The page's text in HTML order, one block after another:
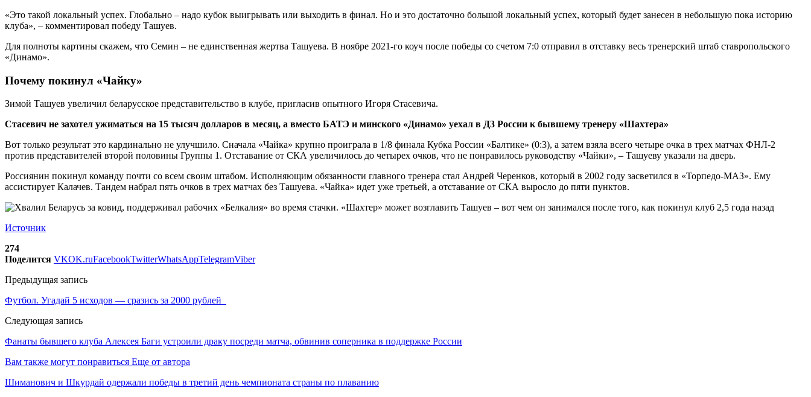
«Это такой локальный успех. Глобально – надо кубок выигрывать или выходить в финал. Но и это достаточно большой локальный успех, который будет занесен в небольшую пока историю
клуба», – комментировал победу Ташуев.
Для полноты картины скажем, что Семин – не единственная жертва Ташуева. В ноябре 2021-го коуч после победы со счетом 7:0 отправил в отставку весь тренерский штаб ставропольского
«Динамо».
Почему покинул «Чайку»
Зимой Ташуев увеличил беларусское представительство в клубе, пригласив опытного Игоря Стасевича.
Стасевич не захотел ужиматься на 15 тысяч долларов в месяц, а вместо БАТЭ и минского «Динамо» уехал в Д3 России к бывшему тренеру «Шахтера»
Вот только результат это кардинально не улучшило. Сначала «Чайка» крупно проиграла в 1/8 финала Кубка России «Балтике» (0:3), а затем взяла всего четыре очка в трех матчах ФНЛ-2
против представителей второй половины Группы 1. Отставание от СКА увеличилось до четырех очков, что не понравилось руководству «Чайки», – Ташуеву указали на дверь.
Россиянин покинул команду почти со всем своим штабом. Исполняющим обязанности главного тренера стал Андрей Черенков, который в 2002 году засветился в «Торпедо-МАЗ». Ему
ассистирует Калачев. Тандем набрал пять очков в трех матчах без Ташуева. «Чайка» идет уже третьей, а отставание от СКА выросло до пяти пунктов.
Источник
274
Поделится VKOK.ruFacebookTwitterWhatsAppTelegramViber
Предыдущая запись
Футбол. Угадай 5 исходов — сразись за 2000 рублей
Следующая запись
Фанаты бывшего клуба Алексея Баги устроили драку посреди матча, обвинив соперника в поддержке России
Вам также могут понравиться Еще от автора
Шиманович и Шкурдай одержали победы в третий день чемпионата страны по плаванию